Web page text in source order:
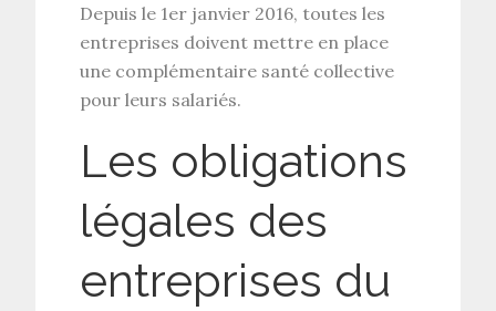
Depuis le 1er janvier 2016, toutes les
entreprises doivent mettre en place
une complémentaire santé collective
pour leurs salariés.
Les obligations
légales des
entreprises du